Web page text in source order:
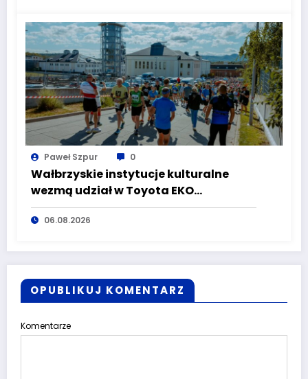
Paweł Szpur 0
Wałbrzyskie instytucje kulturalne
wezmą udział w Toyota EKO
Półmaraton Wałbrzych
06.08.2026
OPUBLIKUJ KOMENTARZ
Komentarze